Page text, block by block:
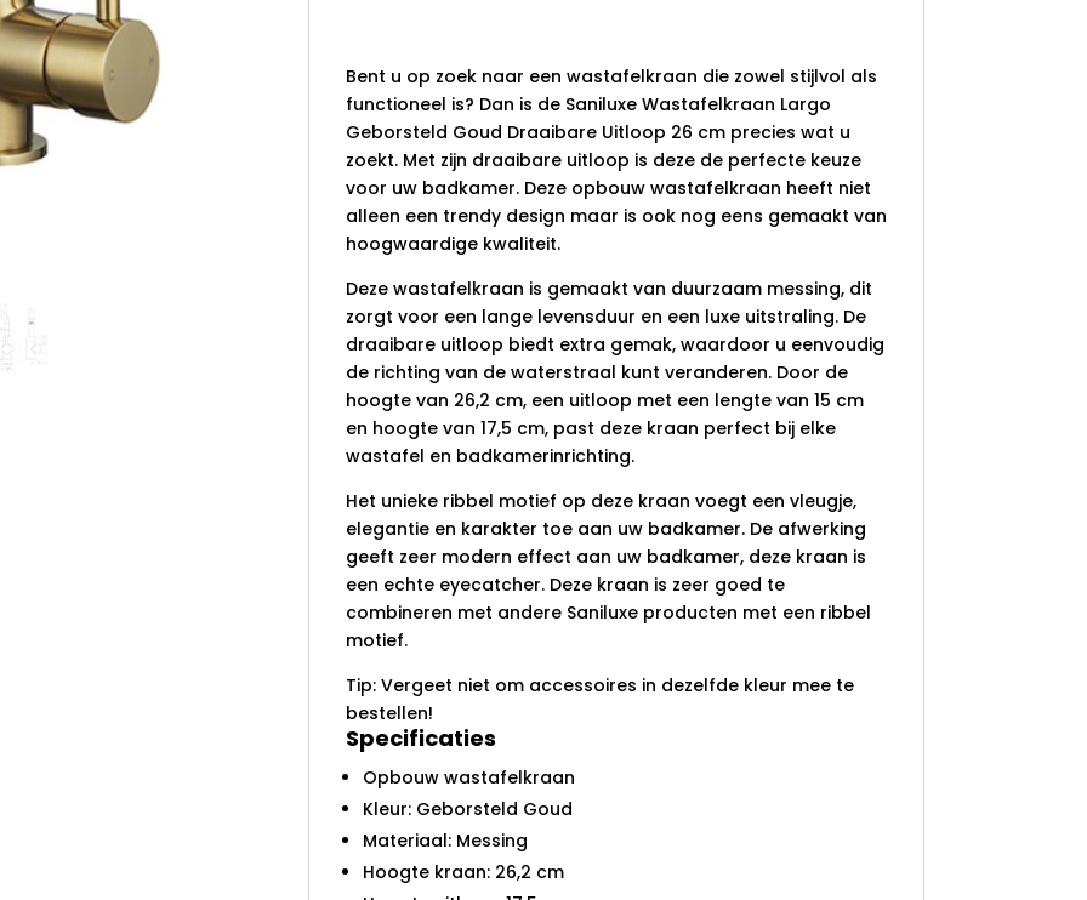
Bent u op zoek naar een wastafelkraan die zowel stijlvol als
functioneel is? Dan is de Saniluxe Wastafelkraan Largo
Geborsteld Goud Draaibare Uitloop 26 cm precies wat u
zoekt. Met zijn draaibare uitloop is deze de perfecte keuze
voor uw badkamer. Deze opbouw wastafelkraan heeft niet
alleen een trendy design maar is ook nog eens gemaakt van
hoogwaardige kwaliteit.
Deze wastafelkraan is gemaakt van duurzaam messing, dit
zorgt voor een lange levensduur en een luxe uitstraling. De
draaibare uitloop biedt extra gemak, waardoor u eenvoudig
de richting van de waterstraal kunt veranderen. Door de
hoogte van 26,2 cm, een uitloop met een lengte van 15 cm
en hoogte van 17,5 cm, past deze kraan perfect bij elke
wastafel en badkamerinrichting.
Het unieke ribbel motief op deze kraan voegt een vleugje,
elegantie en karakter toe aan uw badkamer. De afwerking
geeft zeer modern effect aan uw badkamer, deze kraan is
een echte eyecatcher. Deze kraan is zeer goed te
combineren met andere Saniluxe producten met een ribbel
motief.
Tip: Vergeet niet om accessoires in dezelfde kleur mee te
bestellen!
Specificaties
Opbouw wastafelkraan
Kleur: Geborsteld Goud
Materiaal: Messing
Hoogte kraan: 26,2 cm